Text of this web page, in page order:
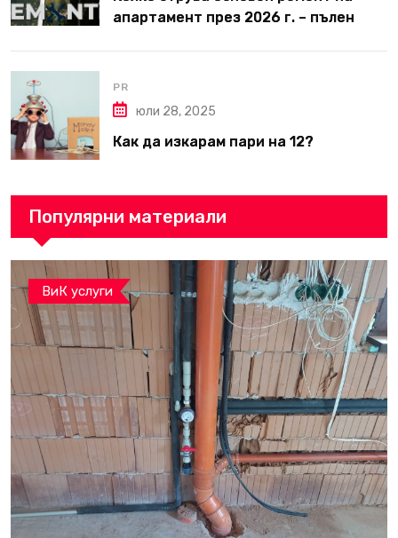
апартамент през 2026 г. – пълен
PR
юли 28, 2025
Как да изкарам пари на 12?
Популярни материали
ВиК услуги